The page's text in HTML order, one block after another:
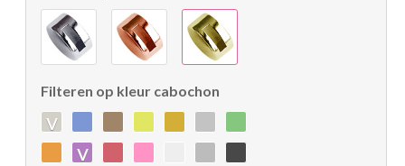
Filteren op kleur cabochon
v
v